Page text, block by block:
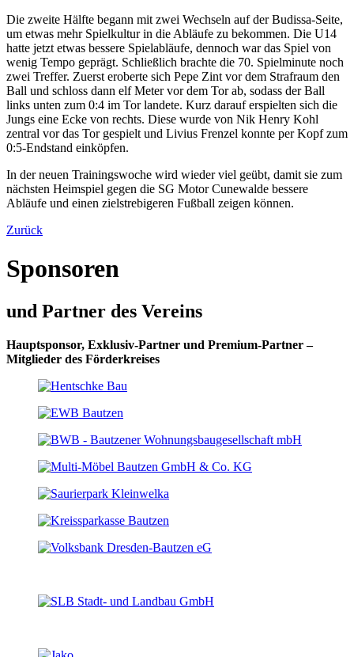
Die zweite Hälfte begann mit zwei Wechseln auf der Budissa-Seite,
um etwas mehr Spielkultur in die Abläufe zu bekommen. Die U14
hatte jetzt etwas bessere Spielabläufe, dennoch war das Spiel von
wenig Tempo geprägt. Schließlich brachte die 70. Spielminute noch
zwei Treffer. Zuerst eroberte sich Pepe Zint vor dem Strafraum den
Ball und schloss dann elf Meter vor dem Tor ab, sodass der Ball
links unten zum 0:4 im Tor landete. Kurz darauf erspielten sich die
Jungs eine Ecke von rechts. Diese wurde von Nik Henry Kohl
zentral vor das Tor gespielt und Livius Frenzel konnte per Kopf zum
0:5-Endstand einköpfen.
In der neuen Trainingswoche wird wieder viel geübt, damit sie zum
nächsten Heimspiel gegen die SG Motor Cunewalde bessere
Abläufe und einen zielstrebigeren Fußball zeigen können.
Zurück
Sponsoren
und Partner des Vereins
Hauptsponsor, Exklusiv-Partner und Premium-Partner –
Mitglieder des Förderkreises